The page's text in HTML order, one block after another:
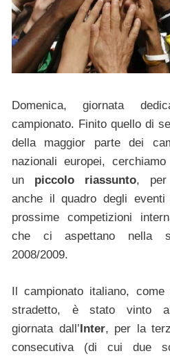
Domenica, giornata
campionato. Finito quello di
della maggior parte dei
nazionali europei,
un piccolo riassunto, per
anche il quadro degli
prossime competizioni
che ci aspettano nella
2008/2009.
Il campionato italiano, come
stradetto, è stato vinto
giornata dall’Inter, per la
consecutiva (di cui due